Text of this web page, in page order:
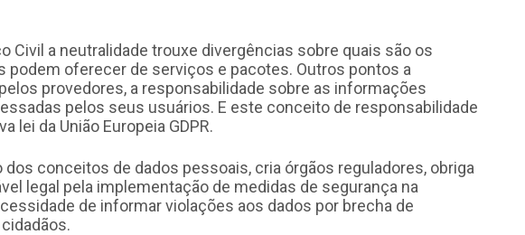
Civil a neutralidade trouxe divergências sobre quais são os
podem oferecer de serviços e pacotes. Outros pontos a
provedores, a responsabilidade sobre as informações
pelos seus usuários. E este conceito de responsabilidade
lei da União Europeia GDPR.
dos conceitos de dados pessoais, cria órgãos reguladores, obriga
legal pela implementação de medidas de segurança na
de informar violações aos dados por brecha de